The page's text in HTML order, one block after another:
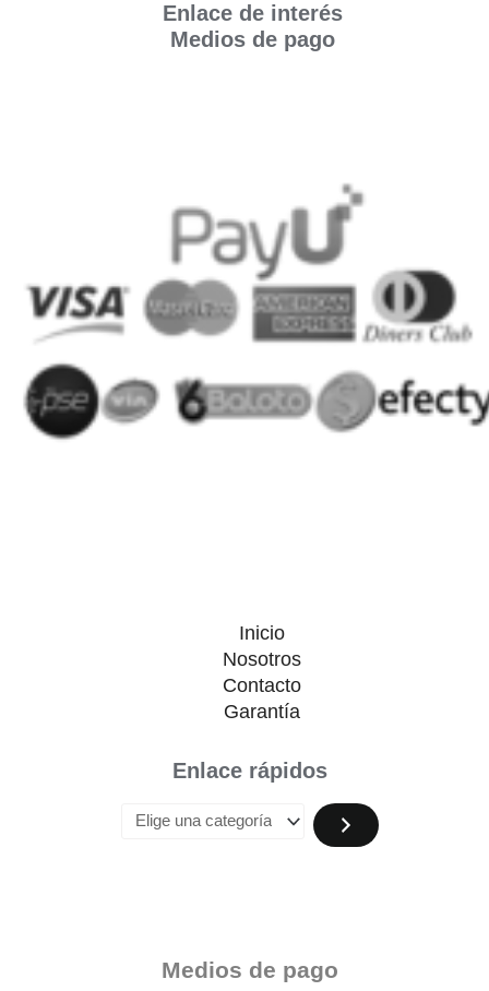
Enlace de interés
Medios de pago
Inicio
Nosotros
Contacto
Garantía
Enlace rápidos
Medios de pago